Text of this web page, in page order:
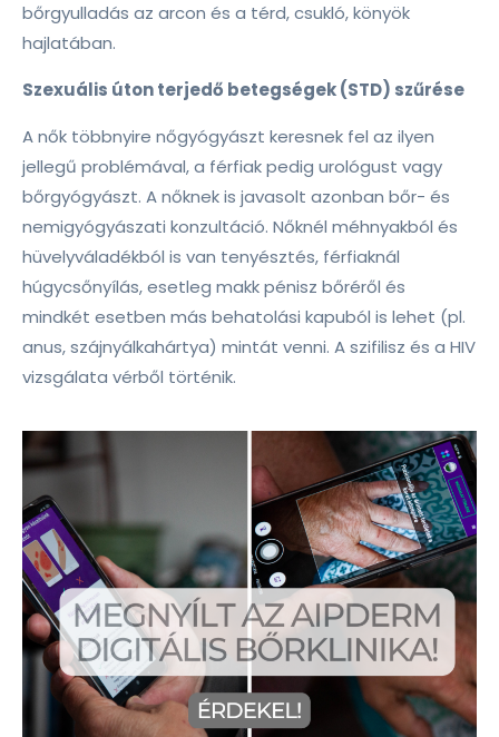
bőrgyulladás az arcon és a térd, csukló, könyök
hajlatában.
Szexuális úton terjedő betegségek (STD) szűrése
A nők többnyire nőgyógyászt keresnek fel az ilyen
jellegű problémával, a férfiak pedig urológust vagy
bőrgyógyászt. A nőknek is javasolt azonban bőr- és
nemigyógyászati konzultáció. Nőknél méhnyakból és
hüvelyváladékból is van tenyésztés, férfiaknál
húgycsőnyílás, esetleg makk pénisz bőréről és
mindkét esetben más behatolási kapuból is lehet (pl.
anus, szájnyálkahártya) mintát venni. A szifilisz és a HIV
vizsgálata vérből történik.